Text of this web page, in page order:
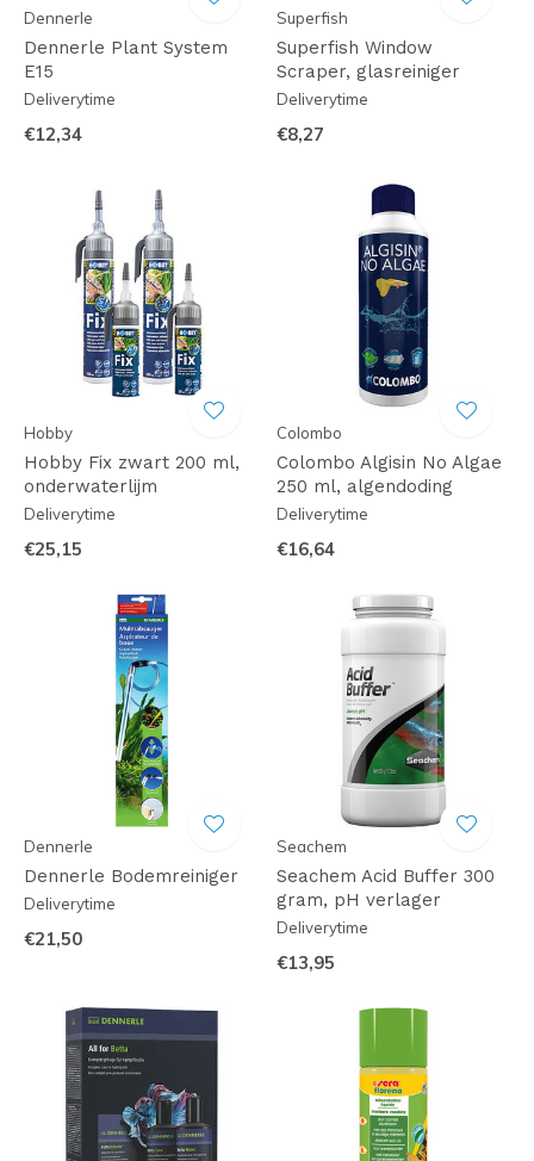
Dennerle
Dennerle Plant System
E15
Deliverytime
€12,34
Superfish
Superfish Window
Scraper, glasreiniger
Deliverytime
€8,27
Hobby
Hobby Fix zwart 200 ml,
onderwaterlijm
Deliverytime
€25,15
Colombo
Colombo Algisin No Algae
250 ml, algendoding
Deliverytime
€16,64
Dennerle
Dennerle Bodemreiniger
Deliverytime
€21,50
Seachem
Seachem Acid Buffer 300
gram, pH verlager
Deliverytime
€13,95